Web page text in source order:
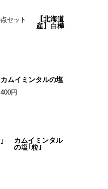
【北海道
産】白樺
カムイミンタルの塩
400円
カムイミンタル
の塩｢粒｣